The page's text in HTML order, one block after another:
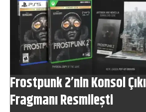
Frostpunk 2’nin Konsol
Fragmanı Resmileşti